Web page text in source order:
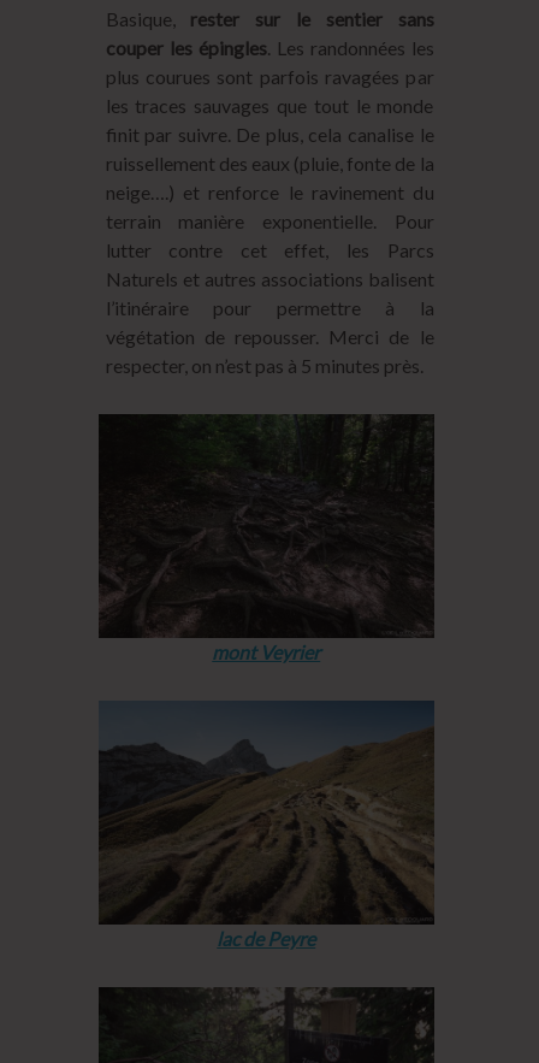
Basique, rester sur le sentier sans
couper les épingles. Les randonnées les
plus courues sont parfois ravagées par
les traces sauvages que tout le monde
finit par suivre. De plus, cela canalise le
ruissellement des eaux (pluie, fonte de la
neige….) et renforce le ravinement du
terrain manière exponentielle. Pour
lutter contre cet effet, les Parcs
Naturels et autres associations balisent
l’itinéraire pour permettre à la
végétation de repousser. Merci de le
respecter, on n’est pas à 5 minutes près.
mont Veyrier
lac de Peyre